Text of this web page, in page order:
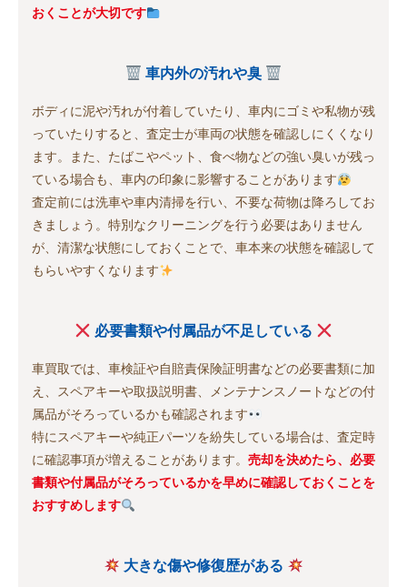
おくことが大切です
車内外の汚れや臭
ボディに泥や汚れが付着していたり、車内にゴミや私物が残
っていたりすると、査定士が車両の状態を確認しにくくなり
ます。また、たばこやペット、食べ物などの強い臭いが残っ
ている場合も、車内の印象に影響することがあります
査定前には洗車や車内清掃を行い、不要な荷物は降ろしてお
きましょう。特別なクリーニングを行う必要はありません
が、清潔な状態にしておくことで、車本来の状態を確認して
もらいやすくなります
必要書類や付属品が不足している
車買取では、車検証や自賠責保険証明書などの必要書類に加
え、スペアキーや取扱説明書、メンテナンスノートなどの付
属品がそろっているかも確認されます
特にスペアキーや純正パーツを紛失している場合は、査定時
に確認事項が増えることがあります。 売却を決めたら、必要
書類や付属品がそろっているかを早めに確認しておくことを
おすすめします
大きな傷や修復歴がある